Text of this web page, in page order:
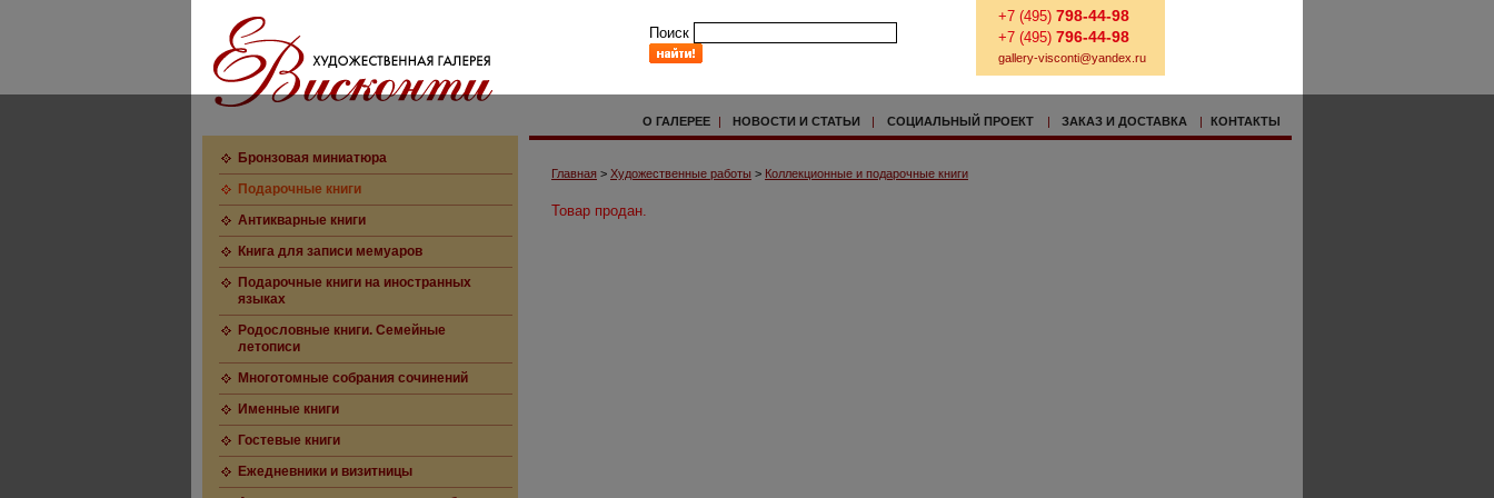
Поиск
+7 (495) 798-44-98
+7 (495) 796-44-98
gallery-visconti@yandex.ru
О ГАЛЕРЕЕ | НОВОСТИ И СТАТЬИ | СОЦИАЛЬНЫЙ ПРОЕКТ | ЗАКАЗ И ДОСТАВКА | КОНТАКТЫ
Бронзовая миниатюра
Подарочные книги
Антикварные книги
Книга для записи мемуаров
Подарочные книги на иностранных
языках
Родословные книги. Семейные
летописи
Многотомные собрания сочинений
Именные книги
Гостевые книги
Ежедневники и визитницы
Главная > Художественные работы > Коллекционные и подарочные книги
Товар продан.